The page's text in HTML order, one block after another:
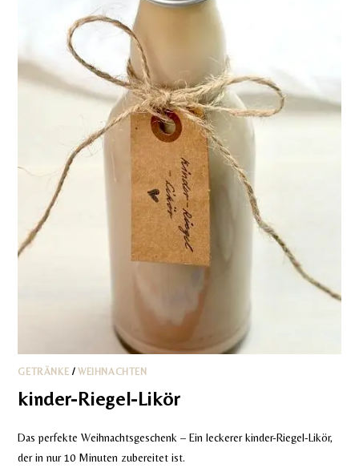
GETRÄNKE /WEIHNACHTEN
kinder-Riegel-Likör
Das perfekte Weihnachtsgeschenk – Ein leckerer kinder-Riegel-Likör,
der in nur 10 Minuten zubereitet ist.